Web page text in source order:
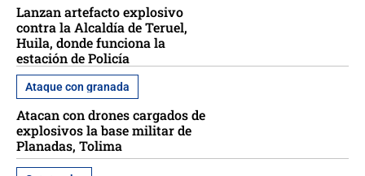
Lanzan artefacto explosivo
contra la Alcaldía de Teruel,
Huila, donde funciona la
estación de Policía
Ataque con granada
Atacan con drones cargados de
explosivos la base militar de
Planadas, Tolima